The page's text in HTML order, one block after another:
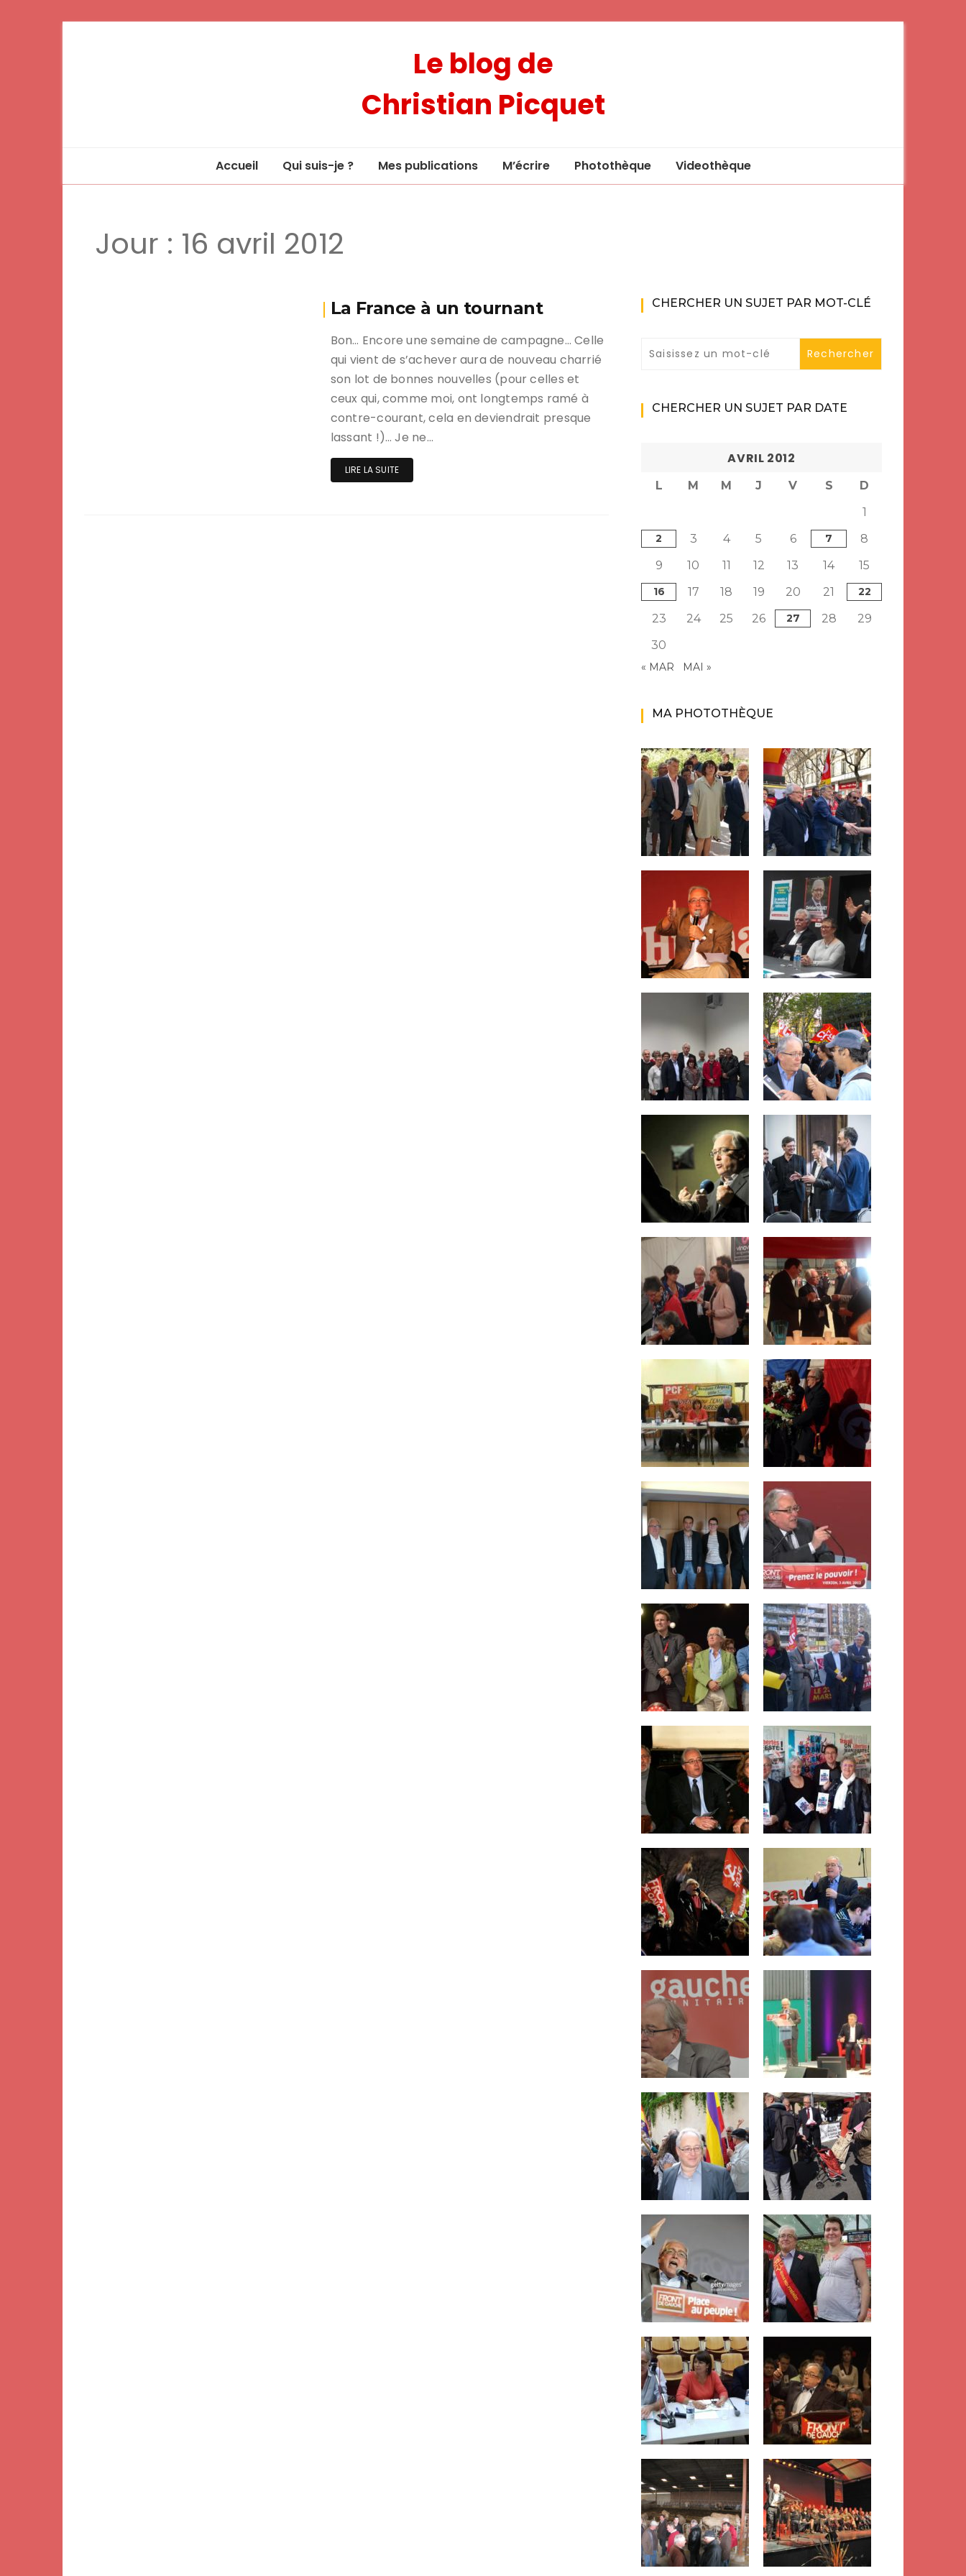
Le blog de
Christian Picquet
Accueil Qui suis-je ? Mes publications M’écrire Photothèque Videothèque
Jour : 16 avril 2012
La France à un tournant
Bon… Encore une semaine de campagne… Celle
qui vient de s’achever aura de nouveau charrié
son lot de bonnes nouvelles (pour celles et
ceux qui, comme moi, ont longtemps ramé à
contre-courant, cela en deviendrait presque
lassant !)… Je ne…
LIRE LA SUITE
CHERCHER UN SUJET PAR MOT-CLÉ
CHERCHER UN SUJET PAR DATE
AVRIL 2012
L M M J V S
D
1
2 3 4 5 6 7
8
9
10 11 12 13 14 15
16 17 18 19 20 21 22
23 24 25 26 27 28
29
30
« MAR MAI »
MA PHOTOTHÈQUE